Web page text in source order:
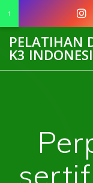
PELATIHAN
K3
↑